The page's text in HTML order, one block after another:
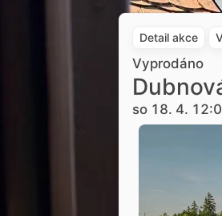
Detail akce
Vyprodáno
so 18. 4.